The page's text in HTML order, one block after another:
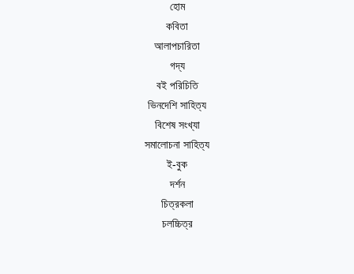
হোম
কবিতা
আলাপচারিতা
গদ্য
বই পরিচিতি
ভিনদেশি সাহিত্য
বিশেষ সংখ্যা
সমালোচনা সাহিত্য
ই-বুক
দর্শন
চিত্রকলা
চলচ্চিত্র